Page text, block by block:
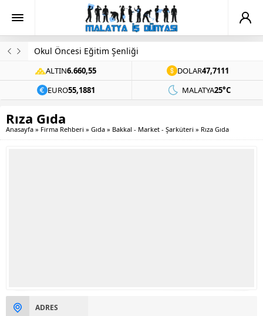
Okul Öncesi Eğitim Şenliği
ALTIN6.660,55 DOLAR47,7111
EURO55,1881 MALATYA25°C
Rıza Gıda
Anasayfa » Firma Rehberi » Gıda » Bakkal - Market - Şarküteri » Rıza Gıda
ADRES